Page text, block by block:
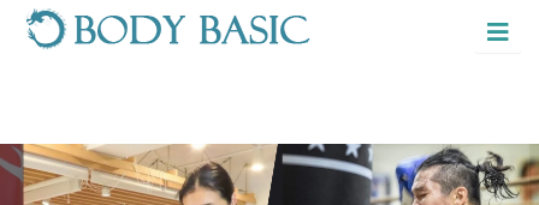
Home
Business